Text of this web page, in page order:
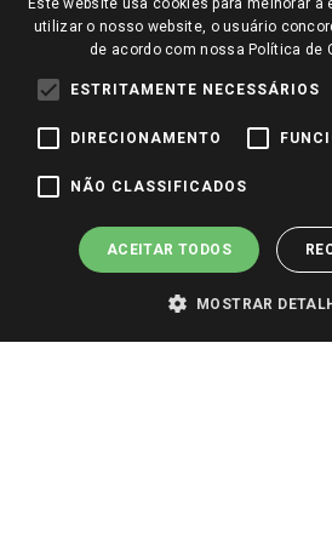
Perguntas frequentes
Trabalhe Conosco
Identidade Visual
Redes Sociais
Pagamento e Segurança
Este website usa cookies para melhorar a
utilizar o nosso website, o usuário
de acordo com nossa Política de
ESTRITAMENTE NECESSÁRIOS
DIRECIONAMENTO
NÃO CLASSIFICADOS
ACEITAR TODOS
MOSTRAR